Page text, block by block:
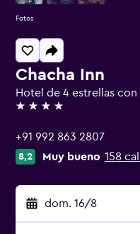
Chacha Inn
Hotel de 4 estrellas
4 estrellas
+91 992 863 2807
8,2 Muy bueno 158
dom. 16/8
Fotos